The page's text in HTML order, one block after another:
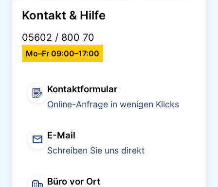
Kontakt & Hilfe
05602 / 800 70
Mo–Fr 09:00–17:00
Kontaktformular
Online-Anfrage in wenigen Klicks
E-Mail
Schreiben Sie uns direkt
Büro vor Ort